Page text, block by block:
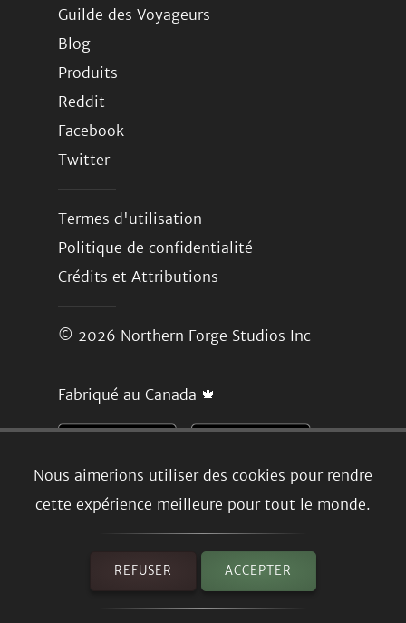
Nous aimerions utiliser des cookies pour rendre
cette expérience meilleure pour tout le monde.
REFUSER ACCEPTER
Guilde des Voyageurs
Blog
Produits
Reddit
Facebook
Twitter
Termes d'utilisation
Politique de confidentialité
Crédits et Attributions
© 2026 Northern Forge Studios Inc
Fabriqué au Canada 🍁